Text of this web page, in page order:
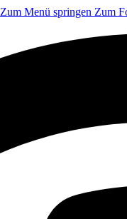
Zum Menü springen Zum